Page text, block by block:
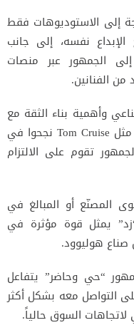
إلى الاستوديوهات فقط
الإبداع نفسه، إلى جانب
الجمهور عبر منصات
الفنانين.
وأهمية بناء الثقة مع
Tom Cruise نجحوا في
تقوم على الالتزام
المصنّع أو المبالغ في
يمثل قوة مؤثرة في
هوليوود.
“حي وحاضر” يتفاعل
التواصل معه بشكل أكثر
السوق حالياً.